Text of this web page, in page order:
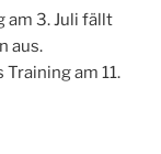
am 3. Juli fällt
aus.
am 11.